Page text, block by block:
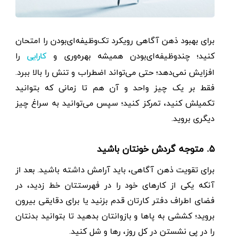
برای بهبود ذهن آگاهی رویکرد تک‌وظیفه‌ای‌بودن را امتحان
کنید؛ چند‌وظیفه‌ای‌بودن همیشه بهره‌وری و کارایی
را
افزایش نمی‌دهد؛ حتی می‌تواند اضطراب و تنش را بالا ببرد.
فقط بر یک چیز واحد و آن هم تا زمانی که بتوانید
تکمیلش کنید، تمرکز کنید؛ سپس می‌توانید به سراغ چیز
دیگری بروید.
۵. متوجه گردش خونتان باشید
برای تقویت ذهن آگاهی، باید آرامش داشته باشید. بعد از
آنکه یکی از کارهای خود را در فهرستتان خط زدید، در
فضای اطراف دفتر کارتان قدم بزنید یا برای دقایقی بیرون
بروید؛ کششی به پاها و بازوانتان بدهید تا بتوانید بدنتان
را در پی نشستن در کل روز، رها و شل کنید.